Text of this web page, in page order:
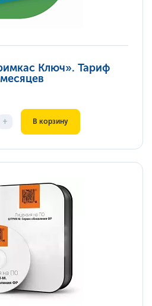
Ключ». Тариф
+ В корзину